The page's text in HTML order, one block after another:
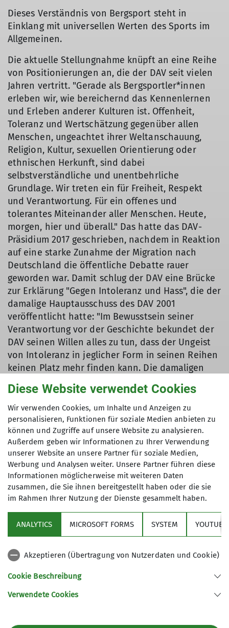
Dieses Verständnis von Bergsport steht in
Einklang mit universellen Werten des Sports im
Allgemeinen.
Die aktuelle Stellungnahme knüpft an eine Reihe
von Positionierungen an, die der DAV seit vielen
Jahren vertritt. "Gerade als Bergsportler*innen
erleben wir, wie bereichernd das Kennenlernen
und Erleben anderer Kulturen ist. Offenheit,
Toleranz und Wertschätzung gegenüber allen
Menschen, ungeachtet ihrer Weltanschauung,
Religion, Kultur, sexuellen Orientierung oder
ethnischen Herkunft, sind dabei
selbstverständliche und unentbehrliche
Grundlage. Wir treten ein für Freiheit, Respekt
und Verantwortung. Für ein offenes und
tolerantes Miteinander aller Menschen. Heute,
morgen, hier und überall." Das hatte das DAV-
Präsidium 2017 geschrieben, nachdem in Reaktion
auf eine starke Zunahme der Migration nach
Deutschland die öffentliche Debatte rauer
geworden war. Damit schlug der DAV eine Brücke
zur Erklärung "Gegen Intoleranz und Hass", die der
damalige Hauptausschuss des DAV 2001
veröffentlicht hatte: "Im Bewusstsein seiner
Verantwortung vor der Geschichte bekundet der
DAV seinen Willen alles zu tun, dass der Ungeist
von Intoleranz in jeglicher Form in seinen Reihen
keinen Platz mehr finden kann. Die damaligen
Geschehnisse [sind] dem DAV heute Mahnung,
sich stets für Toleranz einzusetzen und sich gegen
jegliche Form von Intoleranz zu wenden."
Beschlossen vom DAV-Präsidium am 14. Januar
2025
Medien
Partner
24904 Flensburg
Diese Website verwendet Cookies
Wir verwenden Cookies, um Inhalte und Anzeigen zu
personalisieren, Funktionen für soziale Medien anbieten zu
können und Zugriffe auf unsere Website zu analysieren.
Außerdem geben wir Informationen zu Ihrer Verwendung
unserer Website an unsere Partner für soziale Medien,
Werbung und Analysen weiter. Unsere Partner führen diese
Informationen möglicherweise mit weiteren Daten
zusammen, die Sie ihnen bereitgestellt haben oder die sie
im Rahmen Ihrer Nutzung der Dienste gesammelt haben.
ANALYTICS MICROSOFT FORMS SYSTEM
Akzeptieren (Übertragung von Nutzerdaten und Cookie)
Cookie Beschreibung
Verwendete Cookies